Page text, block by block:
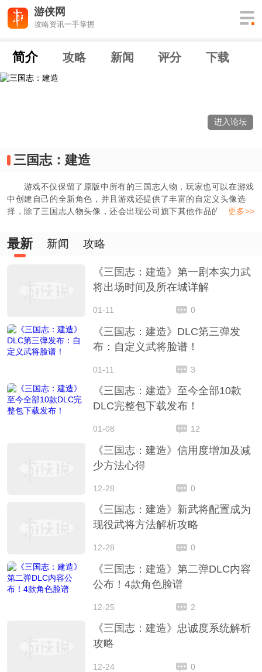
游侠网
攻略资讯一手掌握
简介 攻略 新闻 评分 下载
进入论坛
三国志：建造
游戏不仅保留了原版中所有的三国志人物，玩家也可以在游戏
中创建自己的全新角色，并且游戏还提供了丰富的自定义头像选
择，除了三国志人物头像，还会出现公司旗下其他作品的头像。
创造属于自己的江山社稷！
更多>>
最新 新闻 攻略
《三国志：建造》第一剧本实力武
将出场时间及所在城详解
01-11 0
《三国志：建造》DLC第三弹发
布：自定义武将脸谱！
01-11 3
《三国志：建造》至今全部10款
DLC完整包下载发布！
01-08 12
《三国志：建造》信用度增加及减
少方法心得
12-28 0
《三国志：建造》新武将配置成为
现役武将方法解析攻略
12-28 0
《三国志：建造》第二弹DLC内容
公布！4款角色脸谱
12-25 2
《三国志：建造》忠诚度系统解析
攻略
12-24 0